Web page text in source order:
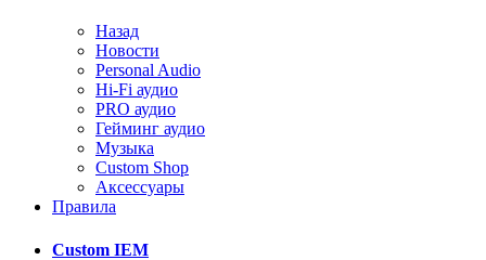
Назад
Новости
Personal Audio
Hi-Fi аудио
PRO аудио
Гейминг аудио
Музыка
Custom Shop
Аксессуары
Правила
Custom IEM